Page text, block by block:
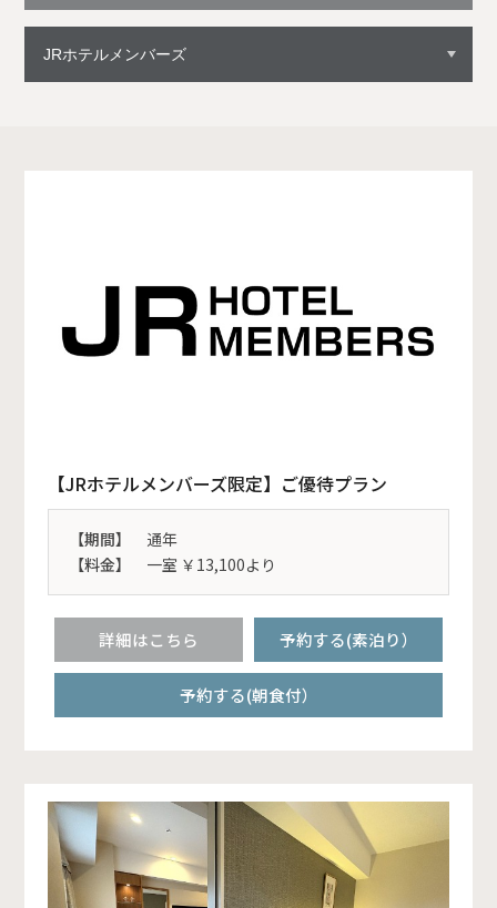
【JRホテルメンバーズ限定】ご優待プラン
【期間】
通年
【料金】
一室 ￥13,100より
詳細はこちら 予約する(素泊り）
予約する(朝食付）